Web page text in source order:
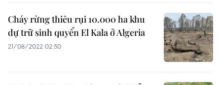
Cháy rừng thiêu rụi 10.000 ha khu
dự trữ sinh quyển El Kala ở Algeria
21/08/2022 02:50